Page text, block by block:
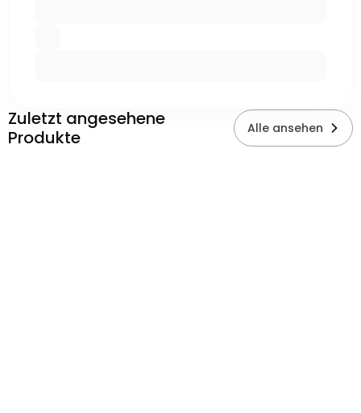
Zuletzt angesehene
Produkte
Alle ansehen